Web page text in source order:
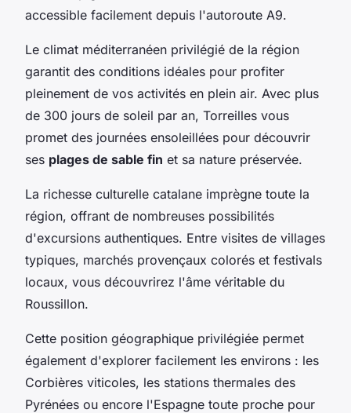
accessible facilement depuis l'autoroute A9.
Le climat méditerranéen privilégié de la région
garantit des conditions idéales pour profiter
pleinement de vos activités en plein air. Avec plus
de 300 jours de soleil par an, Torreilles vous
promet des journées ensoleillées pour découvrir
ses plages de sable fin et sa nature préservée.
La richesse culturelle catalane imprègne toute la
région, offrant de nombreuses possibilités
d'excursions authentiques. Entre visites de villages
typiques, marchés provençaux colorés et festivals
locaux, vous découvrirez l'âme véritable du
Roussillon.
Cette position géographique privilégiée permet
également d'explorer facilement les environs : les
Corbières viticoles, les stations thermales des
Pyrénées ou encore l'Espagne toute proche pour